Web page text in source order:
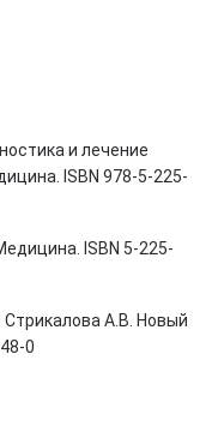
и лечение
ISBN 978-5-225-
ISBN 5-225-
Стрикалова А.В. Новый
0